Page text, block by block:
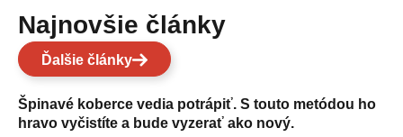
Najnovšie články
Ďalšie články
Špinavé koberce vedia potrápiť. S touto metódou ho
hravo vyčistíte a bude vyzerať ako nový.